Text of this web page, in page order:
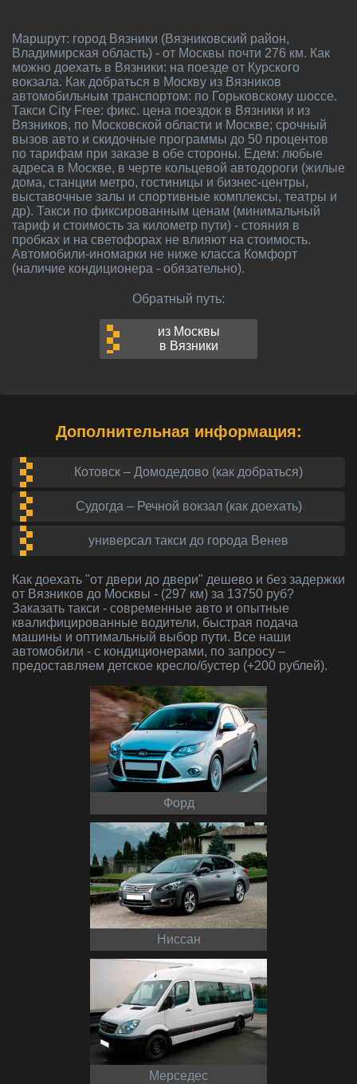
Маршрут: город Вязники (Вязниковский район,
Владимирская область) - от Москвы почти 276 км. Как
можно доехать в Вязники: на поезде от Курского
вокзала. Как добраться в Москву из Вязников
автомобильным транспортом: по Горьковскому шоссе.
Такси City Free: фикс. цена поездок в Вязники и из
Вязников, по Московской области и Москве; срочный
вызов авто и скидочные программы до 50 процентов
по тарифам при заказе в обе стороны. Едем: любые
адреса в Москве, в черте кольцевой автодороги (жилые
дома, станции метро, гостиницы и бизнес-центры,
выставочные залы и спортивные комплексы, театры и
др). Такси по фиксированным ценам (минимальный
тариф и стоимость за километр пути) - стояния в
пробках и на светофорах не влияют на стоимость.
Автомобили-иномарки не ниже класса Комфорт
(наличие кондиционера - обязательно).
Обратный путь:
из Москвы
в Вязники
Дополнительная информация:
Котовск – Домодедово (как добраться)
Судогда – Речной вокзал (как доехать)
универсал такси до города Венев
Как доехать "от двери до двери" дешево и без задержки
от Вязников до Москвы - (297 км) за 13750 руб?
Заказать такси - современные авто и опытные
квалифицированные водители, быстрая подача
машины и оптимальный выбор пути. Все наши
автомобили - с кондиционерами, по запросу –
предоставляем детское кресло/бустер (+200 рублей).
Форд
Ниссан
Мерседес